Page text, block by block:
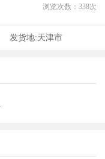
浏览次数： 338次
发货地:天津市